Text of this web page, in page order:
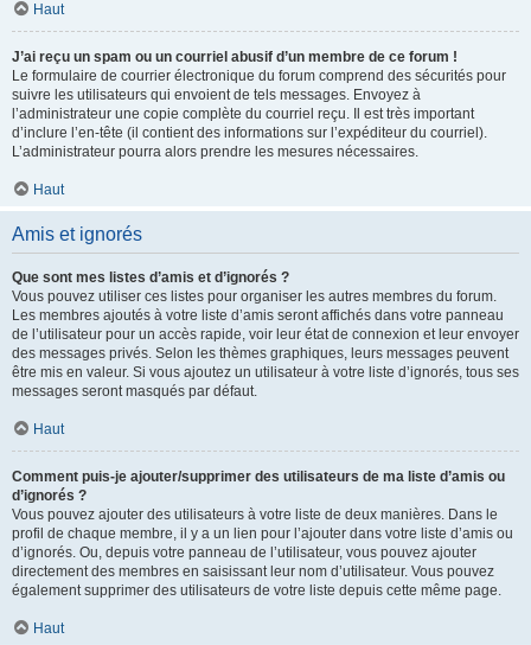
Haut
J’ai reçu un spam ou un courriel abusif d’un membre de ce forum !
Le formulaire de courrier électronique du forum comprend des sécurités pour
suivre les utilisateurs qui envoient de tels messages. Envoyez à
l’administrateur une copie complète du courriel reçu. Il est très important
d’inclure l’en-tête (il contient des informations sur l’expéditeur du courriel).
L’administrateur pourra alors prendre les mesures nécessaires.
Haut
Amis et ignorés
Que sont mes listes d’amis et d’ignorés ?
Vous pouvez utiliser ces listes pour organiser les autres membres du forum.
Les membres ajoutés à votre liste d’amis seront affichés dans votre panneau
de l’utilisateur pour un accès rapide, voir leur état de connexion et leur envoyer
des messages privés. Selon les thèmes graphiques, leurs messages peuvent
être mis en valeur. Si vous ajoutez un utilisateur à votre liste d’ignorés, tous ses
messages seront masqués par défaut.
Haut
Comment puis-je ajouter/supprimer des utilisateurs de ma liste d’amis ou
d’ignorés ?
Vous pouvez ajouter des utilisateurs à votre liste de deux manières. Dans le
profil de chaque membre, il y a un lien pour l’ajouter dans votre liste d’amis ou
d’ignorés. Ou, depuis votre panneau de l’utilisateur, vous pouvez ajouter
directement des membres en saisissant leur nom d’utilisateur. Vous pouvez
également supprimer des utilisateurs de votre liste depuis cette même page.
Haut